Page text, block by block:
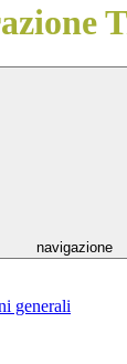
navigazione
generali